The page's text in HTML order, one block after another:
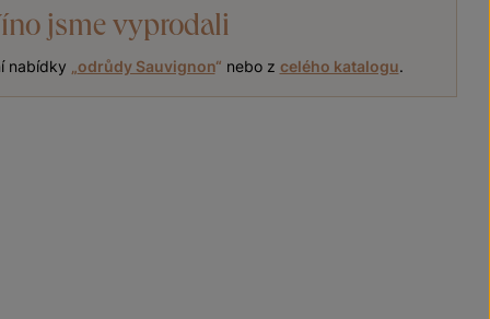
jsme vyprodali
nabídky odrůdy Sauvignon“ nebo z celého katalogu.